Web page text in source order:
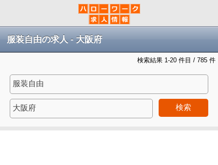
服装自由の求人 - 大阪府
検索結果 1-20 件目 / 785 件
検索